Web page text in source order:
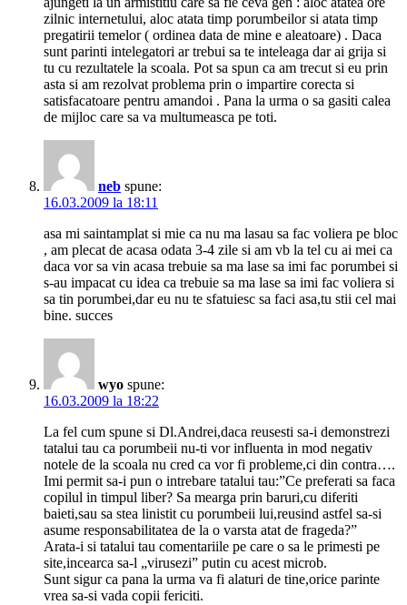
zilnic internetului, aloc atata timp porumbeilor si atata timp
pregatirii temelor ( ordinea data de mine e aleatoare) . Daca
sunt parinti intelegatori ar trebui sa te inteleaga dar ai grija si
tu cu rezultatele la scoala. Pot sa spun ca am trecut si eu prin
asta si am rezolvat problema prin o impartire corecta si
satisfacatoare pentru amandoi . Pana la urma o sa gasiti calea
de mijloc care sa va multumeasca pe toti.
neb spune:
16.03.2009 la 18:11
asa mi saintamplat si mie ca nu ma lasau sa fac voliera pe bloc
, am plecat de acasa odata 3-4 zile si am vb la tel cu ai mei ca
daca vor sa vin acasa trebuie sa ma lase sa imi fac porumbei si
s-au impacat cu idea ca trebuie sa ma lase sa imi fac voliera si
sa tin porumbei,dar eu nu te sfatuiesc sa faci asa,tu stii cel mai
bine. succes
wyo spune:
16.03.2009 la 18:22
La fel cum spune si Dl.Andrei,daca reusesti sa-i demonstrezi
tatalui tau ca porumbeii nu-ti vor influenta in mod negativ
notele de la scoala nu cred ca vor fi probleme,ci din contra….
Imi permit sa-i pun o intrebare tatalui tau:”Ce preferati sa faca
copilul in timpul liber? Sa mearga prin baruri,cu diferiti
baieti,sau sa stea linistit cu porumbeii lui,reusind astfel sa-si
asume responsabilitatea de la o varsta atat de frageda?”
Arata-i si tatalui tau comentariile pe care o sa le primesti pe
site,incearca sa-l „virusezi” putin cu acest microb.
Sunt sigur ca pana la urma va fi alaturi de tine,orice parinte
vrea sa-si vada copii fericiti.